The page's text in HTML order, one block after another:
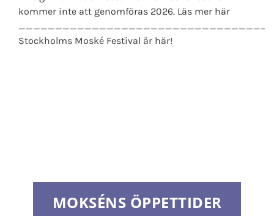
kommer inte att genomföras 2026. Läs mer här
Stockholms Moské Festival är här!
MOKSÉNS ÖPPETTIDER